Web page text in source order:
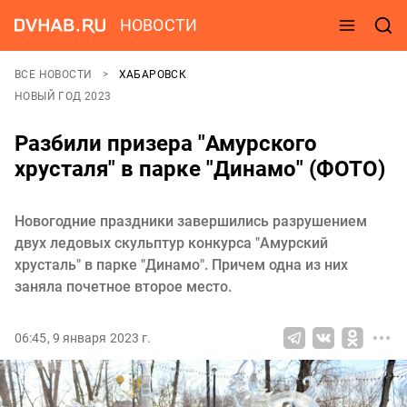
НОВОСТИ
ВСЕ НОВОСТИ
ХАБАРОВСК
НОВЫЙ ГОД 2023
Разбили призера "Амурского
хрусталя" в парке "Динамо" (ФОТО)
Новогодние праздники завершились разрушением
двух ледовых скульптур конкурса "Амурский
хрусталь" в парке "Динамо". Причем одна из них
заняла почетное второе место.
06:45, 9 января 2023 г.